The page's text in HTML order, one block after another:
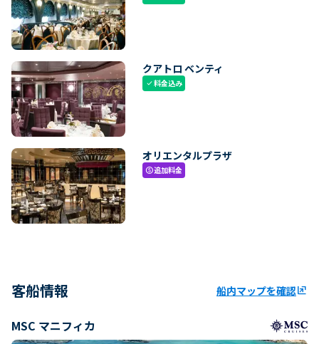
クアトロ ベンティ
check料金込み
オリエンタルプラザ
paid追加料金
客船情報 船内マップを確認ungroup
MSC マニフィカ